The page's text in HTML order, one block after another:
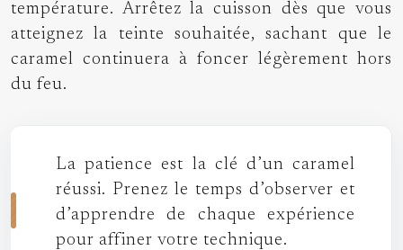
température. Arrêtez la cuisson dès que vous
atteignez la teinte souhaitée, sachant que le
caramel continuera à foncer légèrement hors
du feu.
La patience est la clé d’un caramel
réussi. Prenez le temps d’observer et
d’apprendre de chaque expérience
pour affiner votre technique.